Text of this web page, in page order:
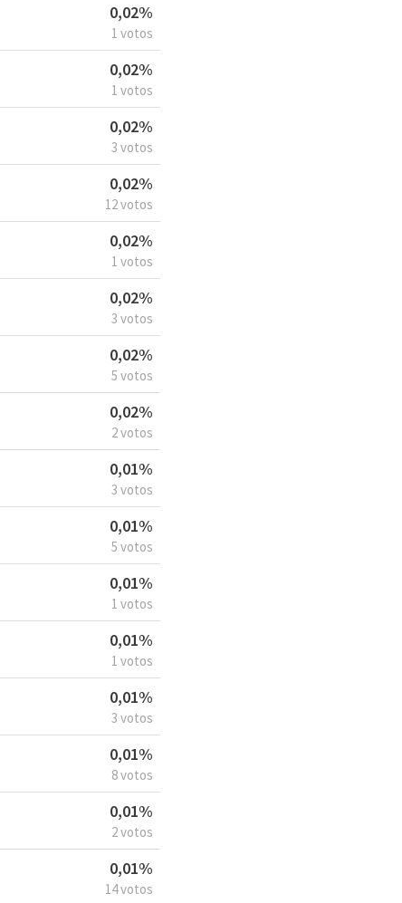
0,02%
1 votos
0,02%
1 votos
0,02%
3 votos
0,02%
12 votos
0,02%
1 votos
0,02%
3 votos
0,02%
5 votos
0,02%
2 votos
0,01%
3 votos
0,01%
5 votos
0,01%
1 votos
0,01%
1 votos
0,01%
3 votos
0,01%
8 votos
0,01%
2 votos
0,01%
14 votos